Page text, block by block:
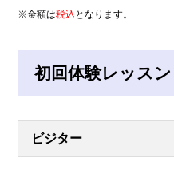
※金額は税込 となります。
初回体験レッスン
ビジター